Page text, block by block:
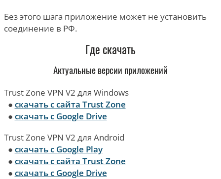
Без этого шага приложение может не установить
соединение в РФ.
Где скачать
Актуальные версии приложений
Trust Zone VPN V2 для Windows
● скачать с сайта Trust Zone
● скачать с Google Drive
Trust Zone VPN V2 для Android
● скачать с Google Play
● скачать с сайта Trust Zone
● скачать с Google Drive